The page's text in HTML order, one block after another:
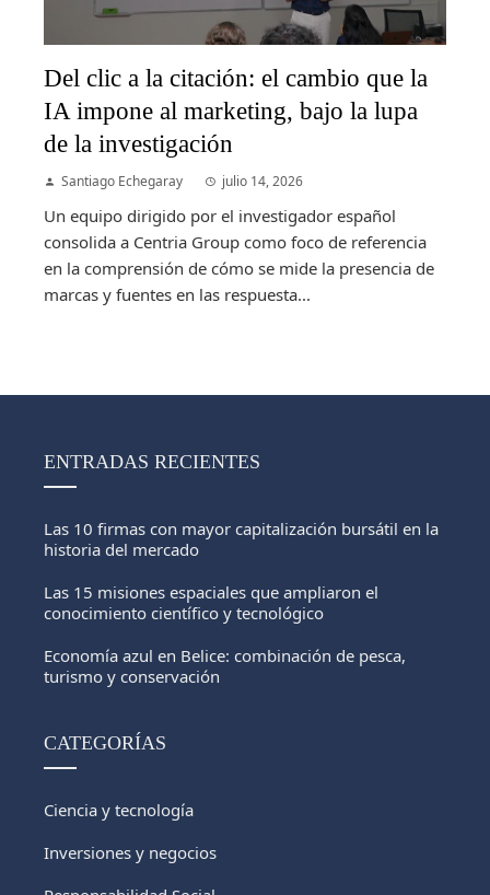
Del clic a la citación: el cambio que la
IA impone al marketing, bajo la lupa
de la investigación
Santiago Echegaray julio 14, 2026
Un equipo dirigido por el investigador español
consolida a Centria Group como foco de referencia
en la comprensión de cómo se mide la presencia de
marcas y fuentes en las respuesta...
ENTRADAS RECIENTES
Las 10 firmas con mayor capitalización bursátil en la
historia del mercado
Las 15 misiones espaciales que ampliaron el
conocimiento científico y tecnológico
Economía azul en Belice: combinación de pesca,
turismo y conservación
CATEGORÍAS
Ciencia y tecnología
Inversiones y negocios